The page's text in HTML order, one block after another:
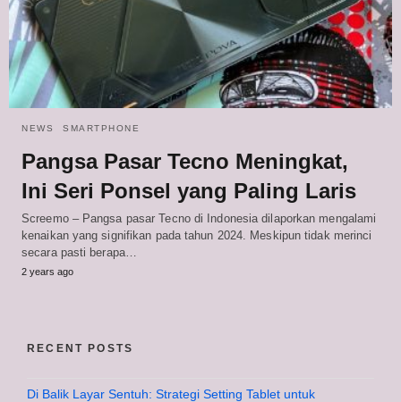
NEWS SMARTPHONE
Pangsa Pasar Tecno Meningkat,
Ini Seri Ponsel yang Paling Laris
Screemo – Pangsa pasar Tecno di Indonesia dilaporkan mengalami
kenaikan yang signifikan pada tahun 2024. Meskipun tidak merinci
secara pasti berapa…
2 years ago
RECENT POSTS
Di Balik Layar Sentuh: Strategi Setting Tablet untuk